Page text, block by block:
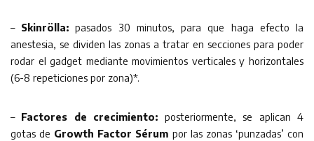
– Skinrölla: pasados 30 minutos, para que haga efecto la
anestesia, se dividen las zonas a tratar en secciones para poder
rodar el gadget mediante movimientos verticales y horizontales
(6-8 repeticiones por zona)*.
– Factores de crecimiento: posteriormente, se aplican 4
gotas de Growth Factor Sérum por las zonas ‘punzadas’ con